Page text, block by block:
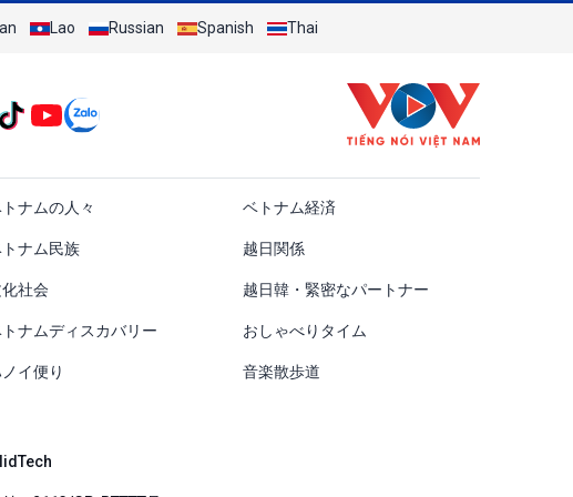
Lao Russian Spanish Thai
Nhật
ナムの人々 ベトナム経済
ナム民族 越日関係
社会 越日韓・緊密なパートナー
ナムディスカバリー おしゃべりタイム
イ便り 音楽散歩道